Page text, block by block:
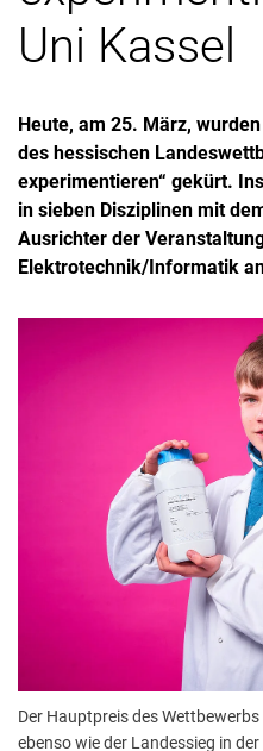
Uni Kassel
Heute, am 25. März,
des hessischen
experimentieren“ gekürt.
in sieben Disziplinen mit
Ausrichter der
Elektrotechnik/Informatik
Der Hauptpreis des
ebenso wie der Landessieg in